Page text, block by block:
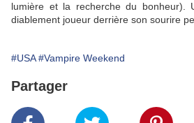
lumière et la recherche du bonheur).
diablement joueur derrière son sourire
#USA #Vampire Weekend
Partager